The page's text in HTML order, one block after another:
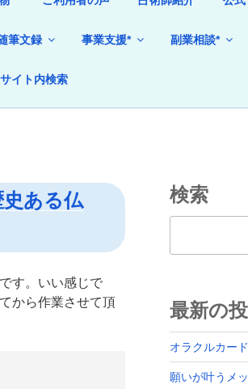
筆文録 事業支援* 副業相談*
サイト内検索
ある仏
す。いい感じで
から作業させて頂
検索
最新の
オラクルカー
願いが叶うメ